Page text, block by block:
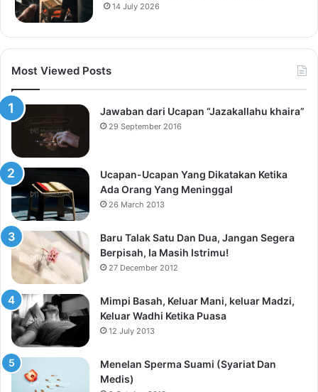
14 July 2026
Most Viewed Posts
Jawaban dari Ucapan “Jazakallahu khaira”
29 September 2016
Ucapan-Ucapan Yang Dikatakan Ketika
Ada Orang Yang Meninggal
26 March 2013
Baru Talak Satu Dan Dua, Jangan Segera
Berpisah, Ia Masih Istrimu!
27 December 2012
Mimpi Basah, Keluar Mani, keluar Madzi,
Keluar Wadhi Ketika Puasa
12 July 2013
Menelan Sperma Suami (Syariat Dan
Medis)